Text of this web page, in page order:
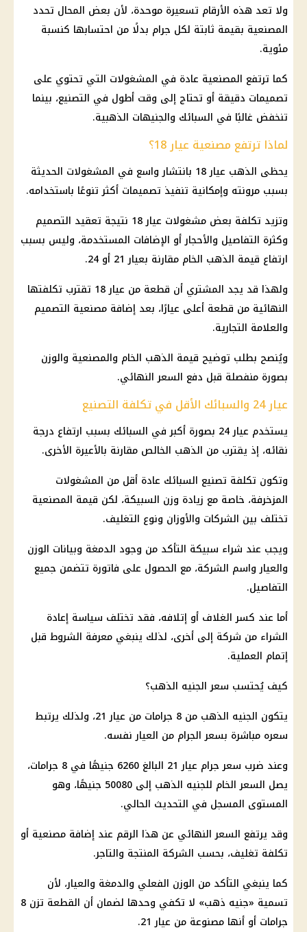
ولا تعد هذه الأرقام تسعيرة موحدة، لأن بعض المحال تحدد
المصنعية بقيمة ثابتة لكل جرام بدلًا من احتسابها كنسبة
مئوية.
كما ترتفع المصنعية عادة في المشغولات التي تحتوي على
تصميمات دقيقة أو تحتاج إلى وقت أطول في التصنيع، بينما
تنخفض غالبًا في السبائك والجنيهات الذهبية.
لماذا ترتفع مصنعية عيار 18؟
يحظى الذهب عيار 18 بانتشار واسع في المشغولات الحديثة
بسبب مرونته وإمكانية تنفيذ تصميمات أكثر تنوعًا باستخدامه.
وتزيد تكلفة بعض مشغولات عيار 18
نتيجة تعقيد التصميم
وكثرة التفاصيل والأحجار أو الإضافات المستخدمة، وليس بسبب
ارتفاع قيمة الذهب الخام مقارنة بعيار 21 أو 24.
ولهذا قد يجد المشتري أن قطعة من عيار 18
تقترب تكلفتها
النهائية من قطعة أعلى عيارًا، بعد إضافة مصنعية التصميم
والعلامة التجارية.
ويُنصح بطلب توضيح قيمة الذهب الخام والمصنعية والوزن
بصورة منفصلة قبل دفع السعر النهائي.
عيار 24 والسبائك الأقل في تكلفة التصنيع
يستخدم عيار 24
بصورة أكبر في السبائك بسبب ارتفاع درجة
نقائه، إذ يقترب من الذهب الخالص مقارنة بالأعيرة الأخرى.
وتكون تكلفة تصنيع السبائك عادة أقل من المشغولات
المزخرفة، خاصة مع زيادة وزن السبيكة، لكن قيمة المصنعية
تختلف بين الشركات والأوزان ونوع التغليف.
ويجب عند شراء سبيكة التأكد من وجود الدمغة وبيانات الوزن
والعيار واسم الشركة، مع الحصول على فاتورة تتضمن جميع
التفاصيل.
أما عند كسر الغلاف أو إتلافه، فقد تختلف سياسة إعادة
الشراء من شركة إلى أخرى، لذلك ينبغي معرفة الشروط قبل
إتمام العملية.
كيف يُحتسب سعر الجنيه الذهب؟
يتكون الجنيه الذهب من 8 جرامات من عيار 21
، ولذلك يرتبط
سعره مباشرة بسعر الجرام من العيار نفسه.
وعند ضرب سعر جرام عيار 21
البالغ 6260 جنيهًا في 8 جرامات،
يصل السعر الخام للجنيه الذهب
إلى 50080 جنيهًا، وهو
المستوى المسجل في التحديث الحالي.
وقد يرتفع السعر النهائي عن هذا الرقم عند إضافة مصنعية أو
تكلفة تغليف، بحسب الشركة المنتجة والتاجر.
كما ينبغي التأكد من الوزن الفعلي والدمغة والعيار، لأن
تسمية «جنيه ذهب
» لا تكفي وحدها لضمان أن القطعة تزن 8
جرامات أو أنها مصنوعة من عيار 21 .